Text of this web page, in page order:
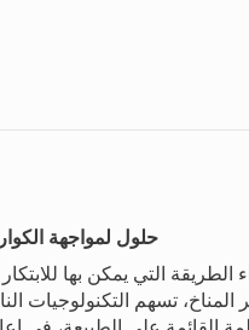
حلول لمواجهة
التي يمكن بها
تسهم التكنولوجيات